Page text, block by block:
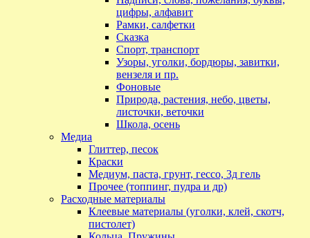
цифры, алфавит
Рамки, салфетки
Сказка
Спорт, транспорт
Узоры, уголки, бордюры, завитки,
вензеля и пр.
Фоновые
Природа, растения, небо, цветы,
листочки, веточки
Школа, осень
Медиа
Глиттер, песок
Краски
Медиум, паста, грунт, гессо, 3д гель
Прочее (топпинг, пудра и др)
Расходные материалы
Клеевые материалы (уголки, клей, скотч,
пистолет)